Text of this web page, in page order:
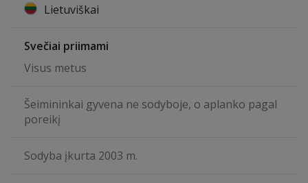
Lietuviškai
Svečiai priimami
Visus metus
Šeimininkai gyvena ne sodyboje, o aplanko pagal
poreikį
Sodyba įkurta 2003 m.